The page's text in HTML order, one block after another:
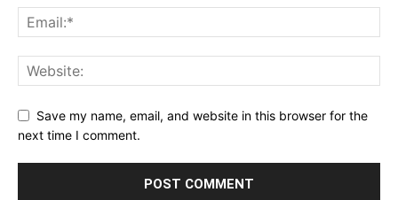
Save my name, email, and website in this browser for the
next time I comment.